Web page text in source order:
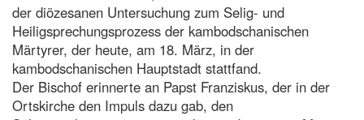
der diözesanen Untersuchung zum Selig- und
Heiligsprechungsprozess der kambodschanischen
Märtyrer, der heute, am 18. März, in der
kambodschanischen Hauptstadt stattfand.
Der Bischof erinnerte an Papst Franziskus, der in der
Ortskirche den Impuls dazu gab, den